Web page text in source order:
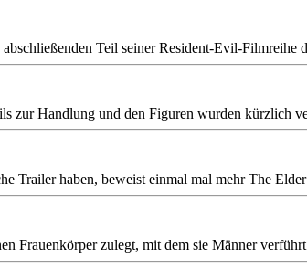
Teil seiner Resident-Evil-Filmreihe
zur Handlung und den Figuren wurden kürzlich
Trailer haben, beweist einmal mal mehr The
Frauenkörper zulegt, mit dem sie Männer